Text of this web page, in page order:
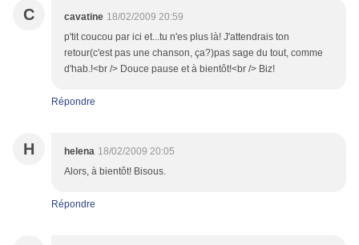
C cavatine 18/02/2009 20:59
p'tit coucou par ici et...tu n'es plus là! J'attendrais ton
retour(c'est pas une chanson, ça?)pas sage du tout, comme
d'hab.!<br /> Douce pause et à bientôt!<br /> Biz!
Répondre
H helena 18/02/2009 20:05
Alors, à bientôt! Bisous.
Répondre